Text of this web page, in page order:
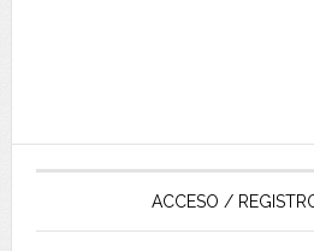
ACCESO /